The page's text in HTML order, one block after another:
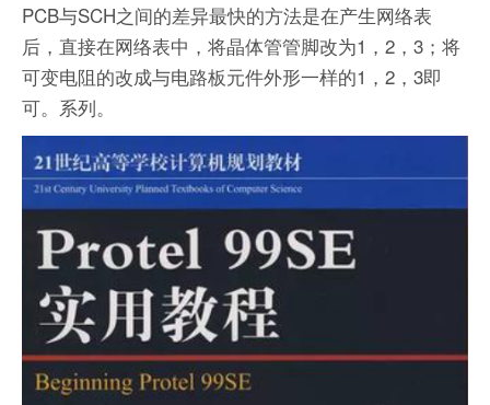
PCB与SCH之间的差异最快的方法是在产生网络表
后，直接在网络表中，将晶体管管脚改为1，2，3；将
可变电阻的改成与电路板元件外形一样的1，2，3即
可。系列。